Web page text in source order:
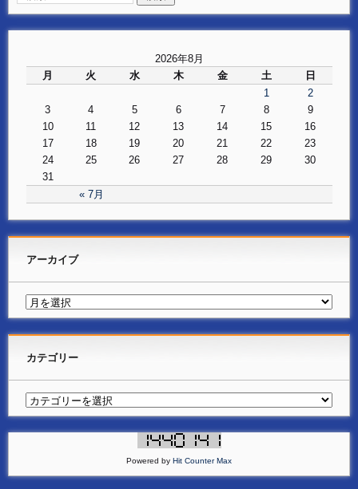
2026年8月
月
火 水 木 金 土 日
« 7月
1
2
3
4 5 6 7 8
9
10
11 12 13 14 15
16
17
18 19 20 21 22
23
24
25 26 27 28 29
30
31
アーカイブ
カテゴリー
Powered by Hit Counter Max